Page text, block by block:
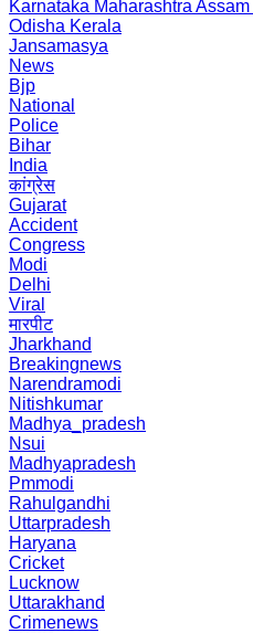
Karnataka Maharashtra Assam
Odisha Kerala
Jansamasya
News
Bjp
National
Police
Bihar
India
कांग्रेस
Gujarat
Accident
Congress
Modi
Delhi
Viral
मारपीट
Jharkhand
Breakingnews
Narendramodi
Nitishkumar
Madhya_pradesh
Nsui
Madhyapradesh
Pmmodi
Rahulgandhi
Uttarpradesh
Haryana
Cricket
Lucknow
Uttarakhand
Crimenews